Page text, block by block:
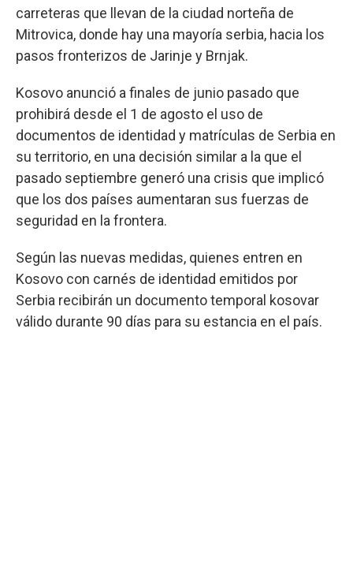
carreteras que llevan de la ciudad norteña de
Mitrovica, donde hay una mayoría serbia, hacia los
pasos fronterizos de Jarinje y Brnjak.
Kosovo anunció a finales de junio pasado que
prohibirá desde el 1 de agosto el uso de
documentos de identidad y matrículas de Serbia en
su territorio, en una decisión similar a la que el
pasado septiembre generó una crisis que implicó
que los dos países aumentaran sus fuerzas de
seguridad en la frontera.
Según las nuevas medidas, quienes entren en
Kosovo con carnés de identidad emitidos por
Serbia recibirán un documento temporal kosovar
válido durante 90 días para su estancia en el país.